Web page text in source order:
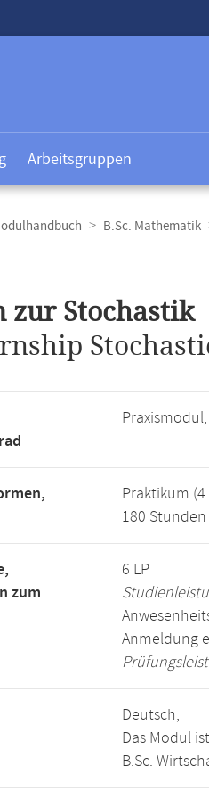
Arbeitsgruppen
B.Sc. Mathematik
zur Stochastik
Praktikum (4
180
zum
6 LP
Anmeldung
Deutsch,
Das Modul
B.Sc.